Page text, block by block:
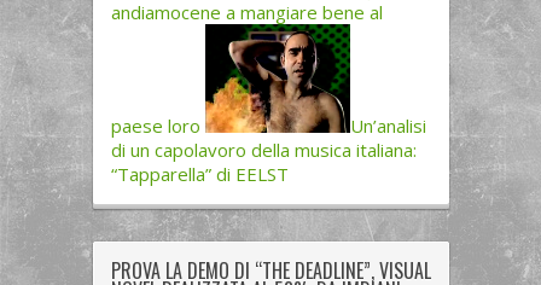
andiamocene a mangiare bene al
paese loro
Un’analisi
di un capolavoro della musica italiana:
“Tapparella” di EELST
PROVA LA DEMO DI “THE DEADLINE”, VISUAL